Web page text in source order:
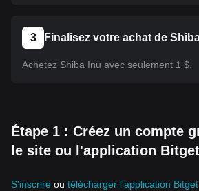
3 Finalisez votre achat de
Achetez Shiba Inu avec seulement 1 $.
Étape 1 : Créez un compte
le site ou l'application Bitget
S'inscrire ou télécharger l'application Bitget